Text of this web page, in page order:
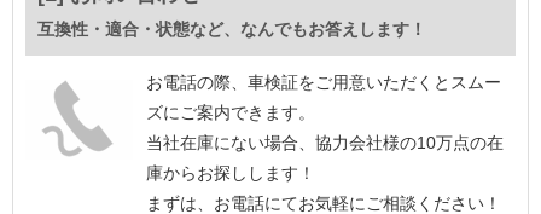
互換性・適合・状態など、なんでもお答えします！
お電話の際、車検証をご用意いただくとスムー
ズにご案内できます。
当社在庫にない場合、協力会社様の10万点の在
庫からお探しします！
まずは、お電話にてお気軽にご相談ください！